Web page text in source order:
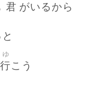
君 がいるから
行
ゆ
こう